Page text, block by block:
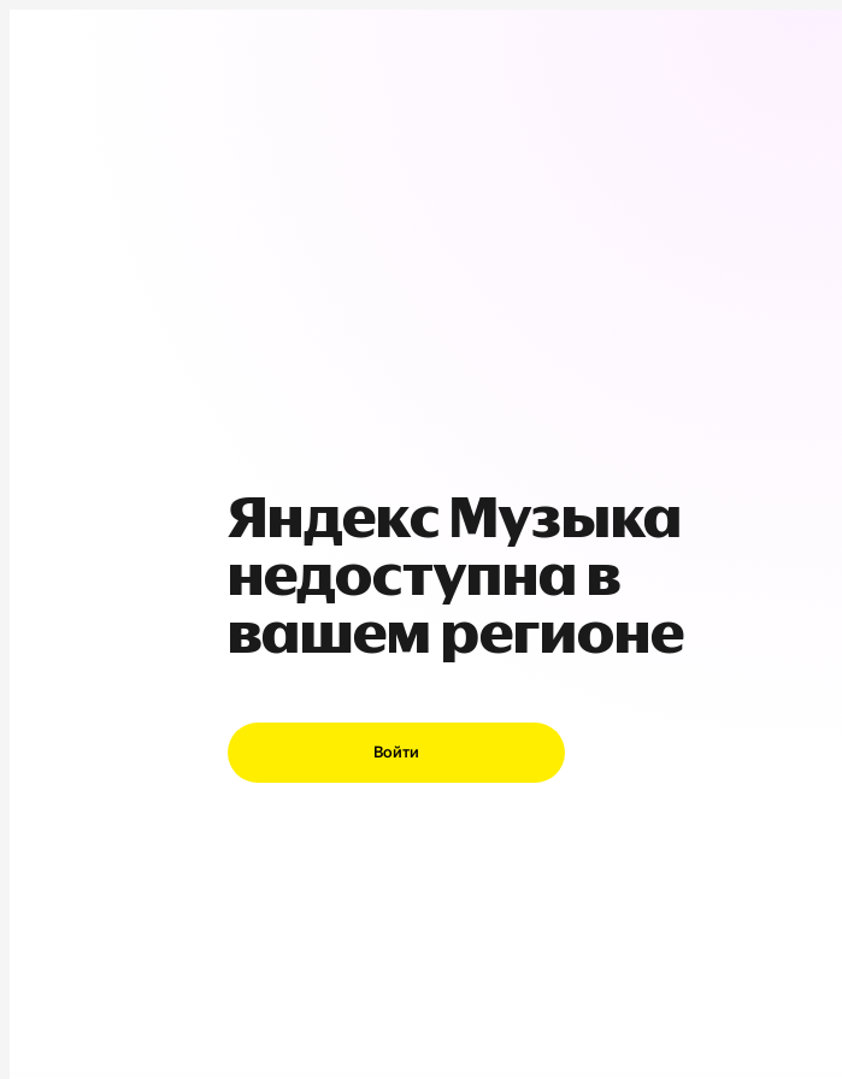
Яндекс Музыка
недоступна в
вашем регионе
Войти